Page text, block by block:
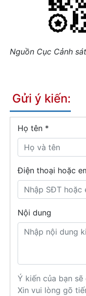
Nguồn Cục Cảnh
Gửi ý kiến:
Họ tên *
Điện thoại hoặc
Nội dung
Ý kiến của bạn
Xin vui lòng gõ